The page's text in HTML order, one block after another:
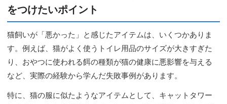
をつけたいポイント
猫飼いが「悪かった」と感じたアイテムは、いくつかありま
す。例えば、猫がよく使うトイレ用品のサイズが大きすぎた
り、おやつに使われる餌の種類が猫の健康に悪影響を与える
など、実際の経験から学んだ失敗事例があります。
特に、猫の服に似たようなアイテムとして、キャットタワー